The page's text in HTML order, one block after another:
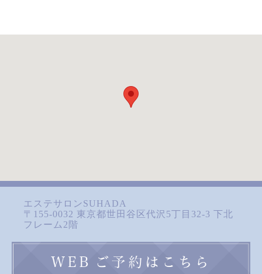
エステサロンSUHADA
〒155-0032 東京都世田谷区代沢5丁目32-3 下北
フレーム2階